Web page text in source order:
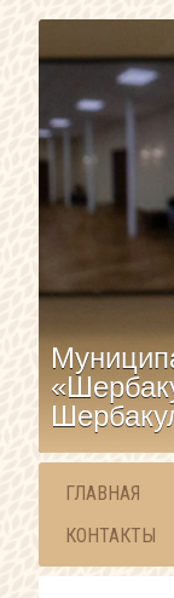
ГЛАВНАЯ
КОНТАКТЫ